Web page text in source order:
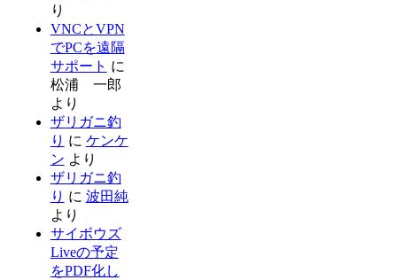
り
VNCとVPN
でPCを遠隔
サポート に
松浦 一郎
より
ザリガニ釣
り に ケンケ
ン より
ザリガニ釣
り に 波田純
より
サイボウズ
Liveの予定
をPDF化し